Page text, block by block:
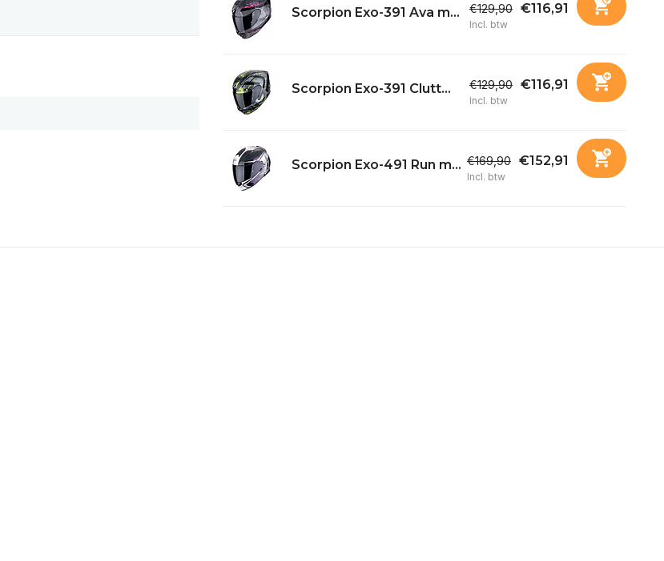
Scorpion Exo-391 Ava m... €129,90 €116,91
Incl. btw
Scorpion Exo-391 Clutt... €129,90 €116,91
Incl. btw
Scorpion Exo-491 Run m... €169,90 €152,91
Incl. btw